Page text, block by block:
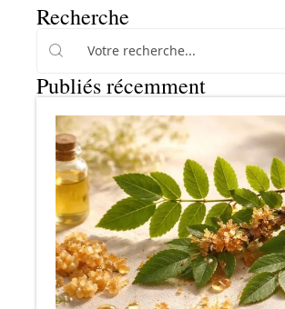
Recherche
Publiés récemment